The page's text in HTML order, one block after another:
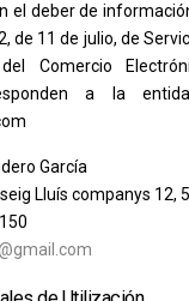
el deber de
de 11 de julio, de
Comercio
a la
García
Lluís companys 12,